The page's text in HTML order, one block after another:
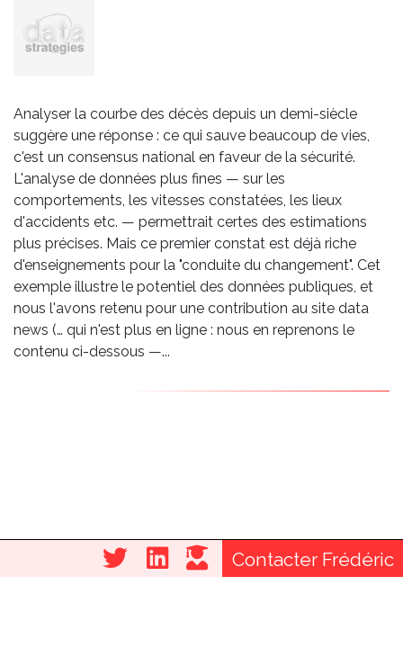
Contacter Frédéric
Analyser la courbe des décès depuis un demi-siècle
suggère une réponse : ce qui sauve beaucoup de vies,
c'est un consensus national en faveur de la sécurité.
L'analyse de données plus fines — sur les
comportements, les vitesses constatées, les lieux
d'accidents etc. — permettrait certes des estimations
plus précises. Mais ce premier constat est déjà riche
d'enseignements pour la "conduite du changement". Cet
exemple illustre le potentiel des données publiques, et
nous l'avons retenu pour une contribution au site data
news (… qui n'est plus en ligne : nous en reprenons le
contenu ci-dessous —...